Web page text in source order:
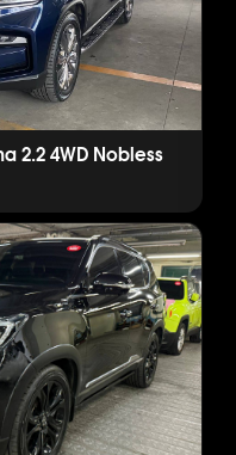
2.2 4WD Nobless